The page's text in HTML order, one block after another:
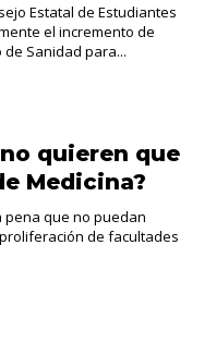
Estatal de Estudiantes
el incremento de
Sanidad para...
quieren que
Medicina?
pena que no puedan
de facultades